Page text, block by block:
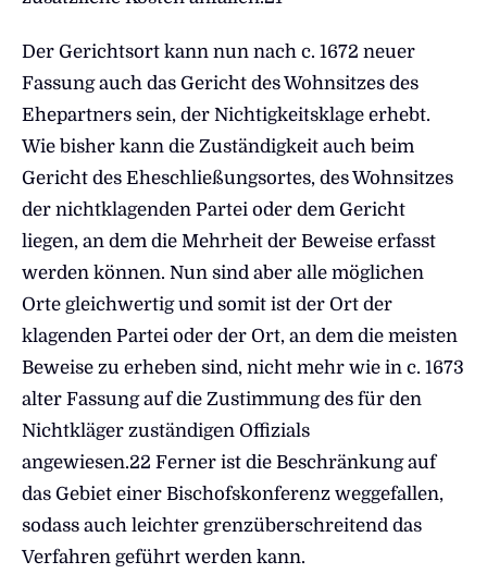
Der Gerichtsort kann nun nach c. 1672 neuer
Fassung auch das Gericht des Wohnsitzes des
Ehepartners sein, der Nichtigkeitsklage erhebt.
Wie bisher kann die Zuständigkeit auch beim
Gericht des Eheschließungsortes, des Wohnsitzes
der nichtklagenden Partei oder dem Gericht
liegen, an dem die Mehrheit der Beweise erfasst
werden können. Nun sind aber alle möglichen
Orte gleichwertig und somit ist der Ort der
klagenden Partei oder der Ort, an dem die meisten
Beweise zu erheben sind, nicht mehr wie in c. 1673
alter Fassung auf die Zustimmung des für den
Nichtkläger zuständigen Offizials
angewiesen.22 Ferner ist die Beschränkung auf
das Gebiet einer Bischofskonferenz weggefallen,
sodass auch leichter grenzüberschreitend das
Verfahren geführt werden kann.